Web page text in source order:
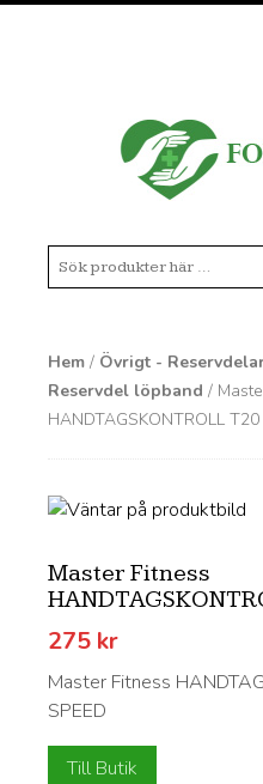
Hem / Övrigt -
Reservdel löpband /
HANDTAGSKONTROLL T20
Master Fitness
275 kr
Master Fitness
SPEED
Till Butik